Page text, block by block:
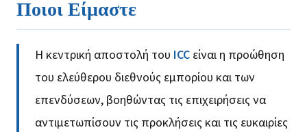
Ποιοι Είμαστε
Η κεντρική αποστολή του ICC είναι η προώθηση
του ελεύθερου διεθνούς εμπορίου και των
επενδύσεων, βοηθώντας τις επιχειρήσεις να
αντιμετωπίσουν τις προκλήσεις και τις ευκαιρίες